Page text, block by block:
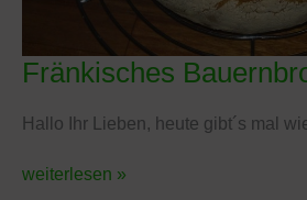
Fränkisches
Hallo Ihr Lieben, heute gibt´s mal
Fränkisches
weiterlesen »